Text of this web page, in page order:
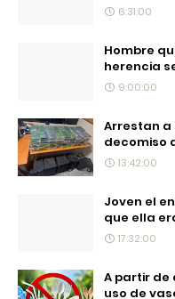
6:31:00
Hombre
herencia
9:00:00
Arrestan a
decomiso
13:42:00
Joven el
que ella
17:32:00
A partir de
uso de